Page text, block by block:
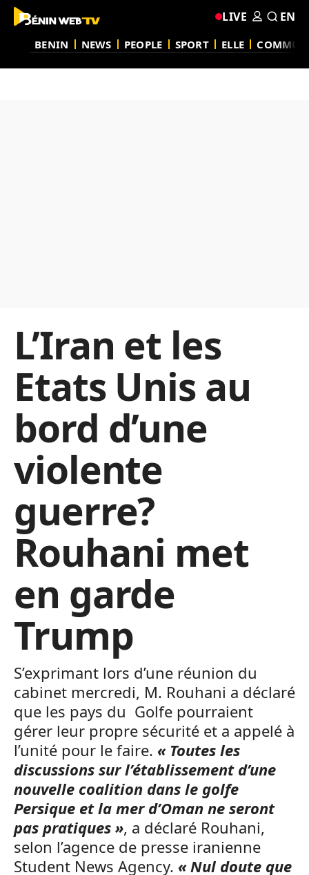
BENIN NEWS PEOPLE SPORT ELLE
LIVE EN
L’Iran et les
Etats Unis au
bord d’une
violente
guerre?
Rouhani met
en garde
Trump
S’exprimant lors d’une réunion du
cabinet mercredi, M. Rouhani a déclaré
que les pays du Golfe pourraient
gérer leur propre sécurité et a appelé à
l’unité pour le faire. « Toutes les
discussions sur l’établissement d’une
nouvelle coalition dans le golfe
Persique et la mer d’Oman ne seront
pas pratiques », a déclaré Rouhani,
selon l’agence de presse iranienne
Student News Agency. « Nul doute que